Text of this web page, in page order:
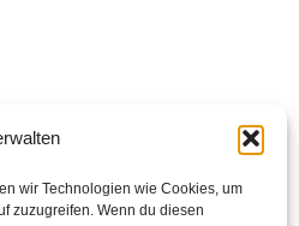
wir Technologien wie Cookies, um
zuzugreifen. Wenn du diesen